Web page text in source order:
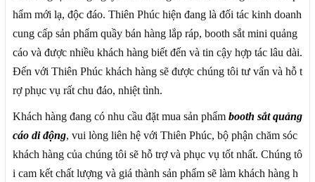
hẩm mới lạ, độc đáo. Thiên Phúc hiện đang là đối tác kinh doanh
cung cấp sản phẩm quầy bán hàng lắp ráp, booth sắt mini quảng
cáo và được nhiều khách hàng biết đến và tin cậy hợp tác lâu dài.
Đến với Thiên Phúc khách hàng sẽ được chúng tôi tư vấn và hỗ t
rợ phục vụ rất chu đáo, nhiệt tình.
Khách hàng đang có nhu cầu đặt mua sản phẩm booth sắt quảng
cáo di động, vui lòng liên hệ với Thiên Phúc, bộ phận chăm sóc
khách hàng của chúng tôi sẽ hỗ trợ và phục vụ tốt nhất. Chúng tô
i cam kết chất lượng và giá thành sản phẩm sẽ làm khách hàng h